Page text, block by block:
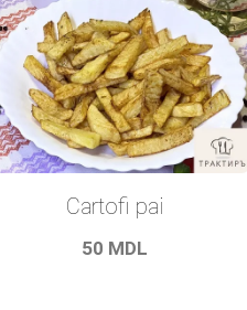
Cartofi pai
50 MDL